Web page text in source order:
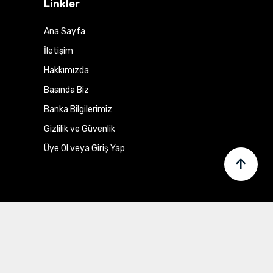
Linkler
Ana Sayfa
İletişim
Hakkımızda
Basında Biz
Banka Bilgilerimiz
Gizlilik ve Güvenlik
Üye Ol veya Giriş Yap